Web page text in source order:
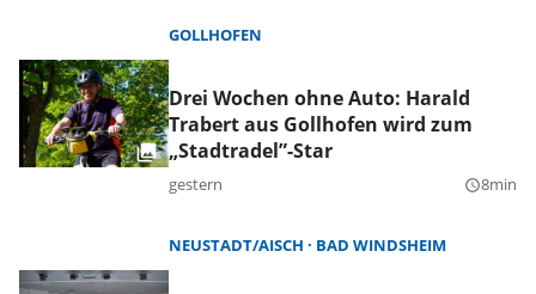
GOLLHOFEN
Drei Wochen ohne Auto: Harald
Trabert aus Gollhofen wird zum
„Stadtradel”-Star
gestern query_builder8min
NEUSTADT/AISCH BAD WINDSHEIM